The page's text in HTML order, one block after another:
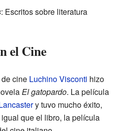
: Escritos sobre literatura
el Cine
cine Luchino Visconti hizo
El gatopardo. La película
y tuvo mucho éxito,
que el libro, la película